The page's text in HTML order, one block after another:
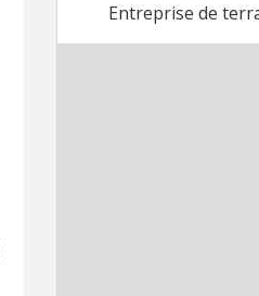
Entreprise de